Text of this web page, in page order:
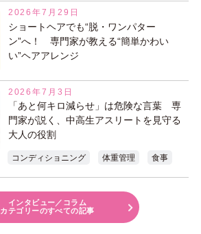
2026年7月29日
ショートヘアでも“脱・ワンパター
ン”へ！ 専門家が教える“簡単かわい
い”ヘアアレンジ
2026年7月3日
「あと何キロ減らせ」は危険な言葉 専
門家が説く、中高生アスリートを見守る
大人の役割
コンディショニング 体重管理 食事
インタビュー／コラム
カテゴリーのすべての記事